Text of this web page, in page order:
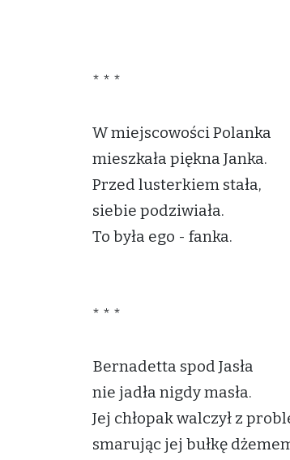
* * *
W miejscowości Polanka
mieszkała piękna Janka.
Przed lusterkiem stała,
siebie podziwiała.
To była ego - fanka.
* * *
Bernadetta spod Jasła
nie jadła nigdy masła.
Jej chłopak walczył z
smarując jej bułkę